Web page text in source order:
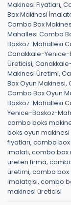
Makinesi Fiyatları,
Box Makinesi
Combo Box
Mahallesi Combo
Baskoz-Mahallesi
Canakkale-Yenice-
Üreticisi,
Makinesi Üretimi,
Box Oyun Makinesi,
Combo Box Oyun
Baskoz-Mahallesi
Yenice-Baskoz-
combo boks
boks oyun makinesi
fiyatları, combo box
imalatı, combo box
üreten firma,
üretimi, combo box
imalatçısı, combo
makinesi üreticisi